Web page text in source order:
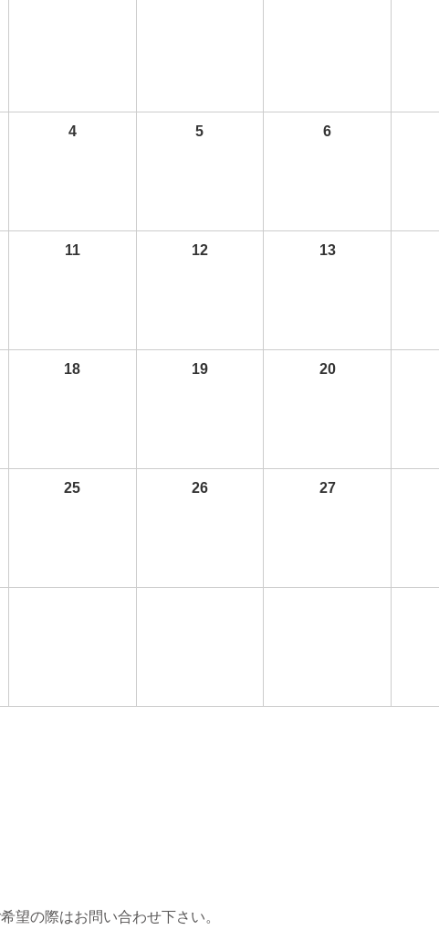
4 5 6
11 12 13
18 19 20
25 26 27
望の際はお問い合わせ下さい。